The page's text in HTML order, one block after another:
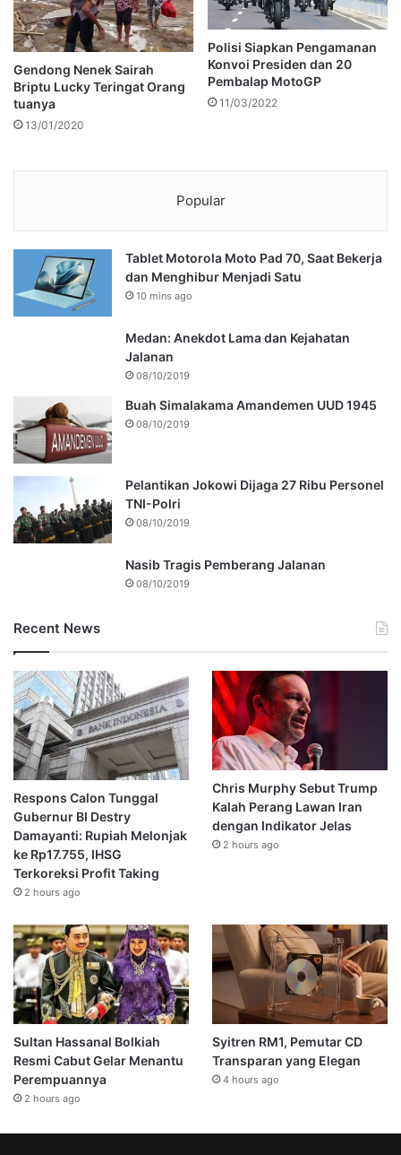
Gendong Nenek Sairah
Briptu Lucky Teringat Orang
tuanya
13/01/2020
Polisi Siapkan Pengamanan
Konvoi Presiden dan 20
Pembalap MotoGP
11/03/2022
Popular
Tablet Motorola Moto Pad 70, Saat Bekerja
dan Menghibur Menjadi Satu
10 mins ago
Medan: Anekdot Lama dan Kejahatan
Jalanan
08/10/2019
Buah Simalakama Amandemen UUD 1945
08/10/2019
Pelantikan Jokowi Dijaga 27 Ribu Personel
TNI-Polri
08/10/2019
Nasib Tragis Pemberang Jalanan
08/10/2019
Recent News
Respons Calon Tunggal
Gubernur BI Destry
Damayanti: Rupiah Melonjak
ke Rp17.755, IHSG
Terkoreksi Profit Taking
2 hours ago
Chris Murphy Sebut Trump
Kalah Perang Lawan Iran
dengan Indikator Jelas
2 hours ago
Sultan Hassanal Bolkiah
Resmi Cabut Gelar Menantu
Perempuannya
2 hours ago
Syitren RM1, Pemutar CD
Transparan yang Elegan
4 hours ago